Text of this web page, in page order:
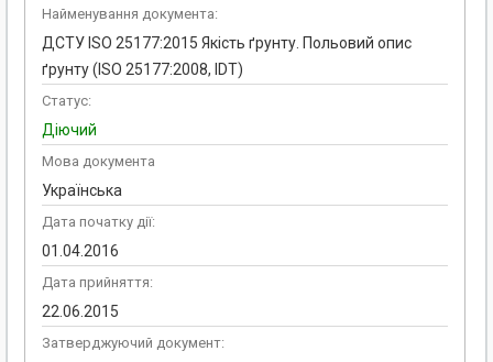
Найменування документа:
ДСТУ ISO 25177:2015 Якість ґрунту. Польовий опис
ґрунту (ISO 25177:2008, IDT)
Статус:
Діючий
Мова документа
Українська
Дата початку дії:
01.04.2016
Дата прийняття:
22.06.2015
Затверджуючий документ: